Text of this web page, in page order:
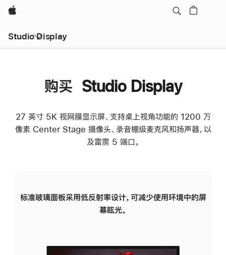
Apple
Studio Display
购买 Studio Display
27 英寸 5K 视网膜显示屏、支持桌上视角功能的 1200 万
像素 Center Stage 摄像头、录音棚级麦克风和扬声器，以
及雷雳 5 端口。
标准玻璃面板采用低反射率设计，可减少使用环境中的屏
幕眩光。